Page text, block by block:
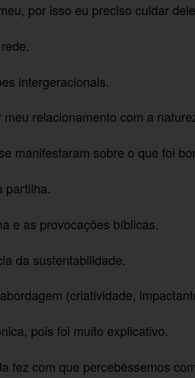
por isso eu preciso cuidar
intergeracionais.
relacionamento com a
manifestaram sobre o que foi
partilha.
e as provocações bíblicas.
da sustentabilidade.
(criatividade,
pois foi muito explicativo.
fez com que percebêssemos